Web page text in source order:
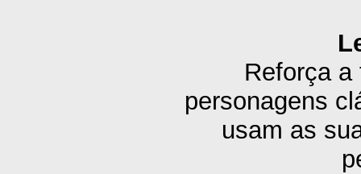
Reforça
personagens
usam as